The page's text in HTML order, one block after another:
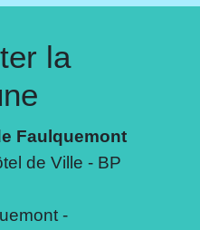
la
Faulquemont
de Ville - BP
-